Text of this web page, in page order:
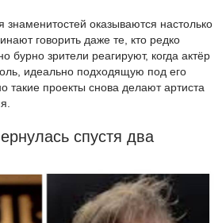
оказываются настолько
говорить даже те, кто редко
бурно зрители реагируют, когда актёр
идеально подходящую под его
такие проекты снова делают артиста
спустя два